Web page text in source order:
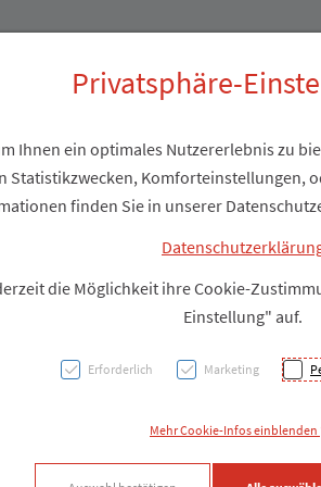
Privatsphäre-
Ihnen ein optimales Nutzererlebnis zu
Statistikzwecken, Komforteinstellungen,
finden Sie in unserer
die Möglichkeit ihre Cookie-
Einstellung" auf.
Erforderlich Marketing
Mehr Cookie-Infos einblenden